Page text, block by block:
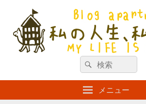
私の人生、私のもの。
検
索
対
象:
検
索
メニュー